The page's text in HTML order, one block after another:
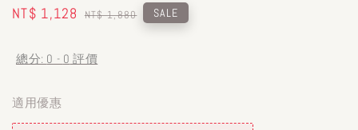
Sale
NT$ 1,128 Regular
NT$ 1,880 SALE
總分: 0 - 0 評價
適用優惠